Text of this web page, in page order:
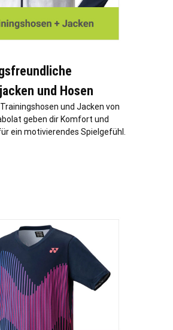
und Hosen
und Jacken von
geben dir Komfort und
ein motivierendes Spielgefühl.